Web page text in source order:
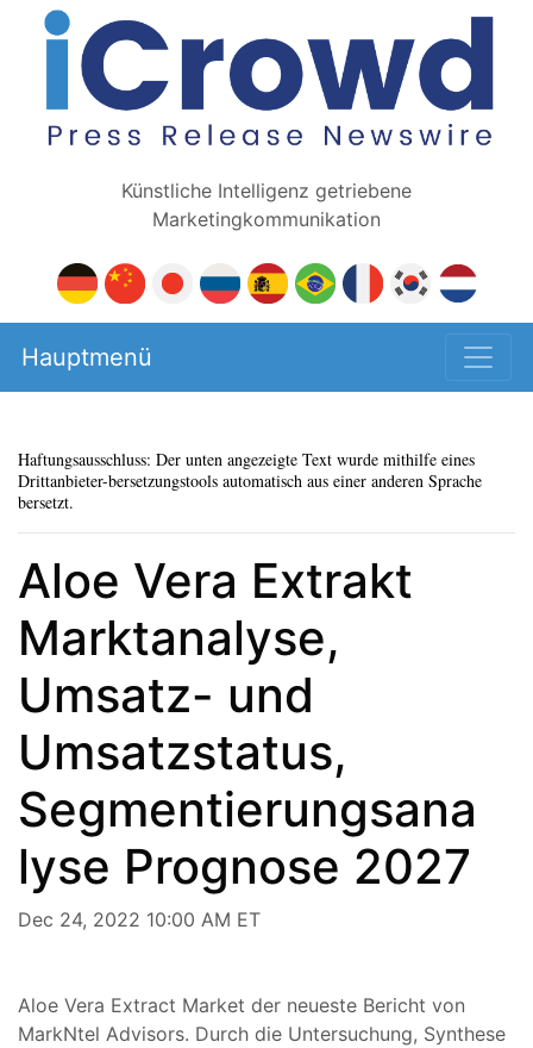
Künstliche Intelligenz getriebene
Marketingkommunikation
Hauptmenü
Haftungsausschluss: Der unten angezeigte Text wurde mithilfe eines
Drittanbieter-bersetzungstools automatisch aus einer anderen Sprache
bersetzt.
Aloe Vera Extrakt
Marktanalyse,
Umsatz- und
Umsatzstatus,
Segmentierungsana
lyse Prognose 2027
Dec 24, 2022 10:00 AM ET
Aloe Vera Extract Market der neueste Bericht von
MarkNtel Advisors. Durch die Untersuchung, Synthese